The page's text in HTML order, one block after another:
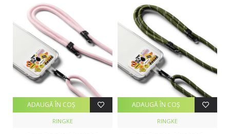
RINGKE
ADAUGĂ ÎN COŞ
RINGKE
ADAUGĂ ÎN COŞ